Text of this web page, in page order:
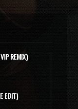
REMIX)
EDIT)